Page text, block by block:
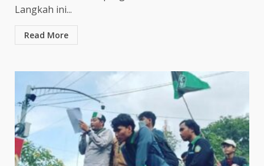
Langkah ini...
Read More